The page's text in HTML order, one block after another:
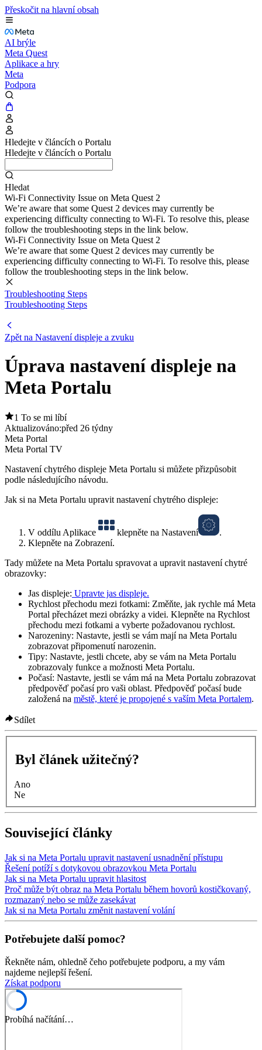
Přeskočit na hlavní obsah
AI brýle
Meta Quest
Aplikace a hry
Meta
Podpora
Hledejte v článcích o Portalu
Hledejte v článcích o Portalu
Hledat
Wi-Fi Connectivity Issue on Meta Quest 2
We’re aware that some Quest 2 devices may currently be
experiencing difficulty connecting to Wi-Fi. To resolve this, please
follow the troubleshooting steps in the link below.
Wi-Fi Connectivity Issue on Meta Quest 2
We’re aware that some Quest 2 devices may currently be
experiencing difficulty connecting to Wi-Fi. To resolve this, please
follow the troubleshooting steps in the link below.
Troubleshooting Steps
Troubleshooting Steps
Zpět na Nastavení displeje a zvuku
Úprava nastavení displeje na
Meta Portalu
1 To se mi líbí
Aktualizováno:před 26 týdny
Meta Portal
Meta Portal TV
Nastavení chytrého displeje Meta Portalu si můžete přizpůsobit
podle následujícího návodu.
Jak si na Meta Portalu upravit nastavení chytrého displeje:
V oddílu Aplikace klepněte na Nastavení
.
Klepněte na Zobrazení.
Tady můžete na Meta Portalu spravovat a upravit nastavení chytré
obrazovky:
Jas displeje: Upravte jas displeje.
Rychlost přechodu mezi fotkami: Změňte, jak rychle má Meta
Portal přecházet mezi obrázky a videi. Klepněte na Rychlost
přechodu mezi fotkami a vyberte požadovanou rychlost.
Narozeniny: Nastavte, jestli se vám mají na Meta Portalu
zobrazovat připomenutí narozenin.
Tipy: Nastavte, jestli chcete, aby se vám na Meta Portalu
zobrazovaly funkce a možnosti Meta Portalu.
Počasí: Nastavte, jestli se vám má na Meta Portalu zobrazovat
předpověď počasí pro vaši oblast. Předpověď počasí bude
založená na městě, které je propojené s vaším Meta Portalem.
Sdílet
Byl článek užitečný?
Ano
Ne
Související články
Jak si na Meta Portalu upravit nastavení usnadnění přístupu
Řešení potíží s dotykovou obrazovkou Meta Portalu
Jak si na Meta Portalu upravit hlasitost
Proč může být obraz na Meta Portalu během hovorů kostičkovaný,
rozmazaný nebo se může zasekávat
Jak si na Meta Portalu změnit nastavení volání
Potřebujete další pomoc?
Řekněte nám, ohledně čeho potřebujete podporu, a my vám
najdeme nejlepší řešení.
Získat podporu
Probíhá načítání…